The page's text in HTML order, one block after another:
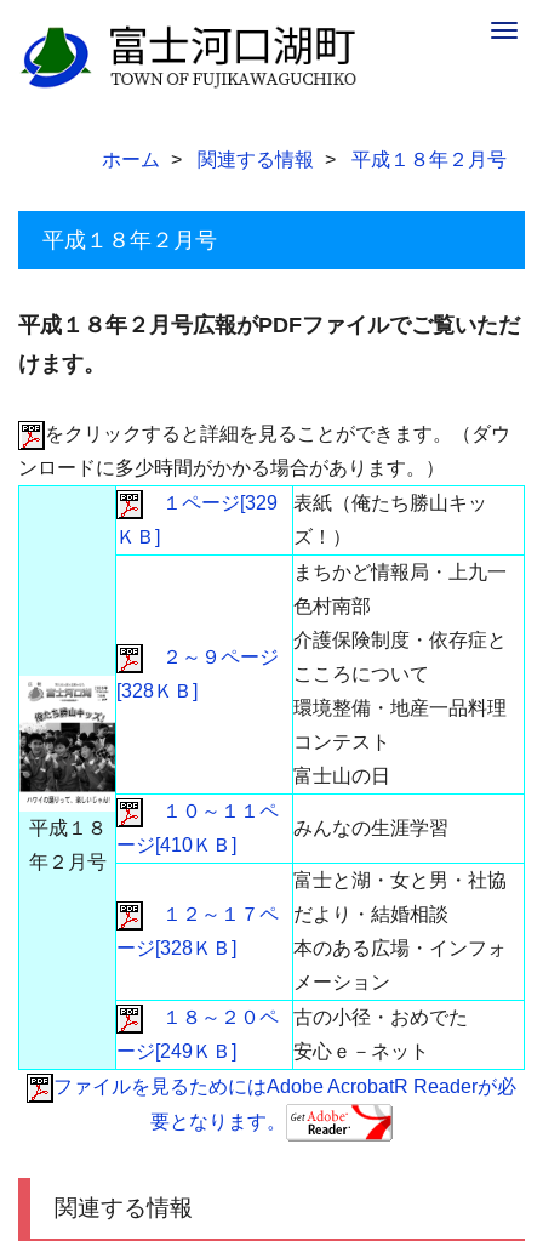
ホーム 関連する情報 平成１８年２月号
平成１８年２月号
平成１８年２月号広報がPDFファイルでご覧いただ
けます。
をクリックすると詳細を見ることができます。（ダウ
ンロードに多少時間がかかる場合があります。）
平成１８
年２月号
１ページ[329
ＫＢ]
表紙（俺たち勝山キッ
ズ！）
２～９ページ
[328ＫＢ]
まちかど情報局・上九一
色村南部
介護保険制度・依存症と
こころについて
環境整備・地産一品料理
コンテスト
富士山の日
１０～１１ペ
ージ[410ＫＢ]
みんなの生涯学習
１２～１７ペ
ージ[328ＫＢ]
富士と湖・女と男・社協
だより・結婚相談
本のある広場・インフォ
メーション
１８～２０ペ
ージ[249ＫＢ]
古の小径・おめでた
安心ｅ－ネット
ファイルを見るためにはAdobe AcrobatR Readerが必
要となります。
関連する情報